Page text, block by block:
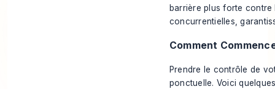
barrière plus forte
concurrentielles,
Comment
Prendre le contrôle de
ponctuelle. Voici